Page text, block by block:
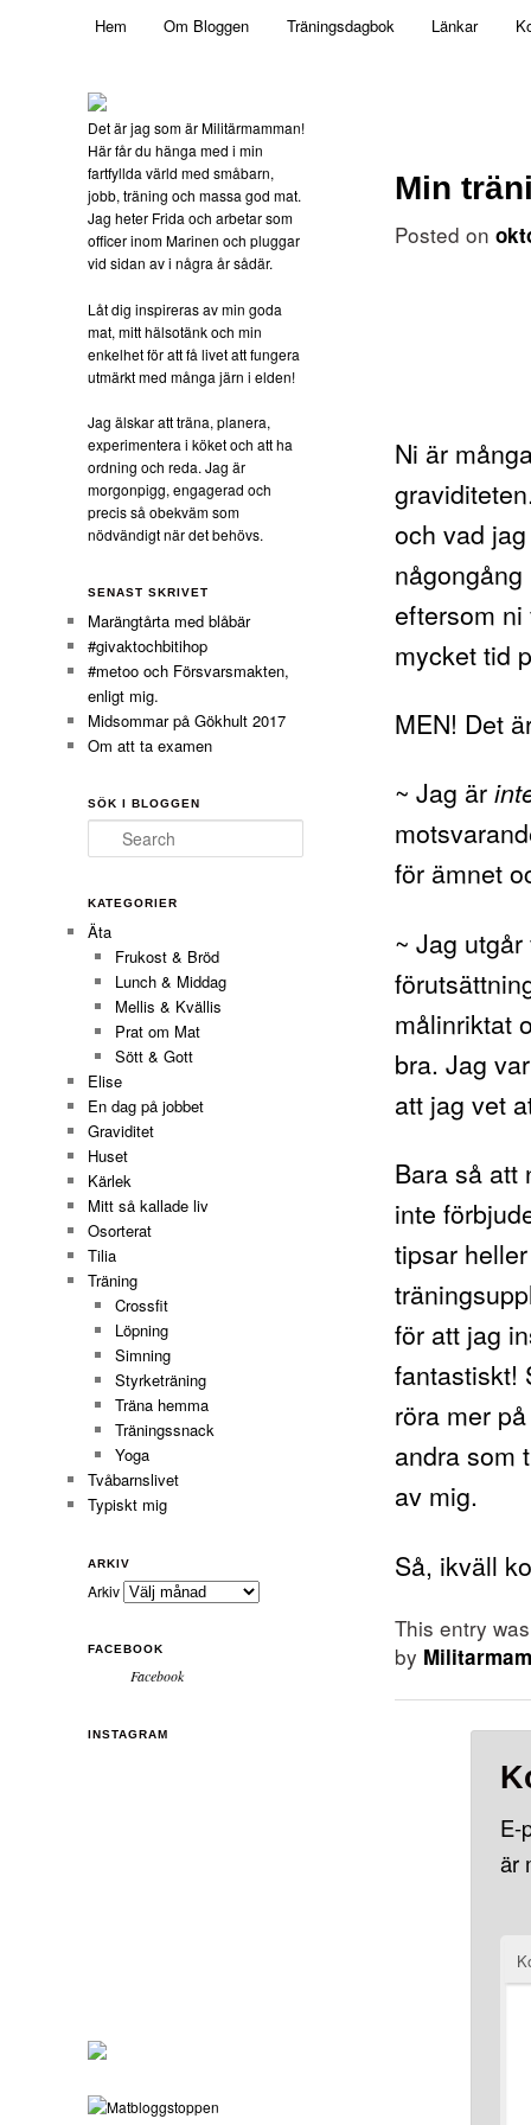
Militärmamman
Skip to primary content
Hem Om Bloggen Träningsdagbok Länkar
Min
Posted on
Ni är
och vad
eftersom
mycket tid
MEN! Det
~ Jag är
för ämnet
~ Jag
målinriktat
bra. Jag
att jag vet
Bara så att
inte
tipsar
för att jag
fantastiskt!
röra mer
andra som
av mig.
Så, ikväll
This entry
by
E-
är
Det är jag som är Militärmamman!
Här får du hänga med i min
fartfyllda värld med småbarn,
jobb, träning och massa god mat.
Jag heter Frida och arbetar som
officer inom Marinen och pluggar
vid sidan av i några år sådär.
Låt dig inspireras av min goda
mat, mitt hälsotänk och min
enkelhet för att få livet att fungera
utmärkt med många järn i elden!
Jag älskar att träna, planera,
experimentera i köket och att ha
ordning och reda. Jag är
morgonpigg, engagerad och
precis så obekväm som
nödvändigt när det behövs.
SENAST SKRIVET
Marängtårta med blåbär
#givaktochbitihop
#metoo och Försvarsmakten,
enligt mig.
Midsommar på Gökhult 2017
Om att ta examen
SÖK I BLOGGEN
Search
KATEGORIER
Äta
Frukost & Bröd
Lunch & Middag
Mellis & Kvällis
Prat om Mat
Sött & Gott
Elise
En dag på jobbet
Graviditet
Huset
Kärlek
Mitt så kallade liv
Osorterat
Tilia
Träning
Crossfit
Löpning
Simning
Styrketräning
Träna hemma
Träningssnack
Yoga
Tvåbarnslivet
Typiskt mig
ARKIV
Arkiv
FACEBOOK
Facebook
INSTAGRAM